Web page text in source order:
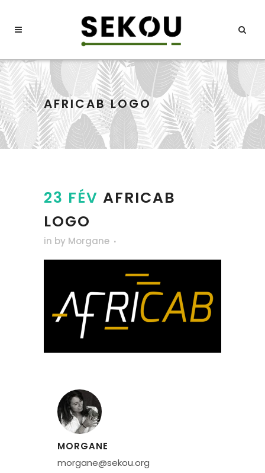
AFRICAB LOGO
23 FÉV AFRICAB
LOGO
in by Morgane
MORGANE
morgane@sekou.org